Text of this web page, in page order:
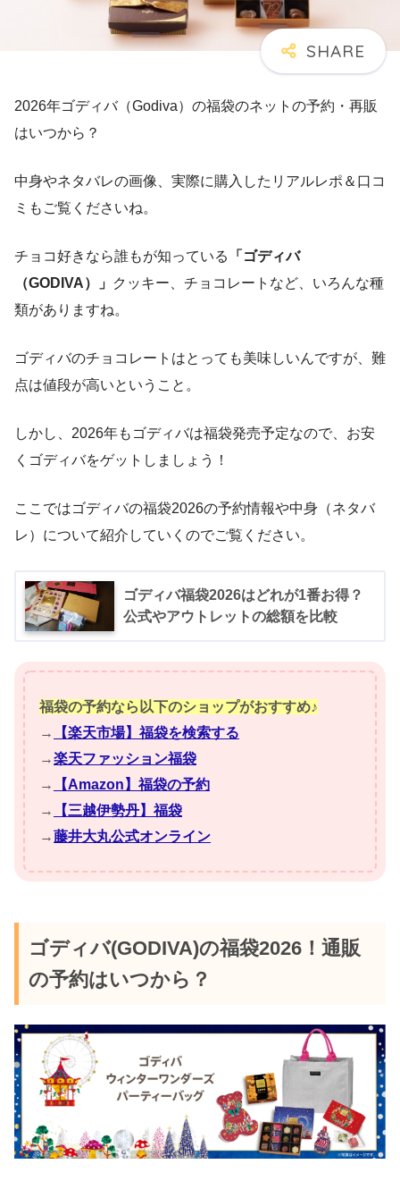
2026年ゴディバ（Godiva）の福袋のネットの予約・再販
はいつから？
中身やネタバレの画像、実際に購入したリアルレポ＆口コ
ミもご覧くださいね。
チョコ好きなら誰もが知っている
「ゴディバ
（GODIVA）」 クッキー、チョコレートなど、いろんな種
類がありますね。
ゴディバのチョコレートはとっても美味しいんですが、難
点は値段が高いということ。
しかし、2026年もゴディバは福袋発売予定なので、お安
くゴディバをゲットしましょう！
ここではゴディバの福袋2026の予約情報や中身（ネタバ
レ）について紹介していくのでご覧ください。
ゴディバ福袋2026はどれが1番お得？
公式やアウトレットの総額を比較
福袋の予約なら以下のショップがおすすめ♪
→
【楽天市場】福袋を検索する
→楽天ファッション福袋
→
【Amazon】福袋の予約
→
【三越伊勢丹】福袋
→藤井大丸公式オンライン
ゴディバ(GODIVA)の福袋2026！通販
の予約はいつから？